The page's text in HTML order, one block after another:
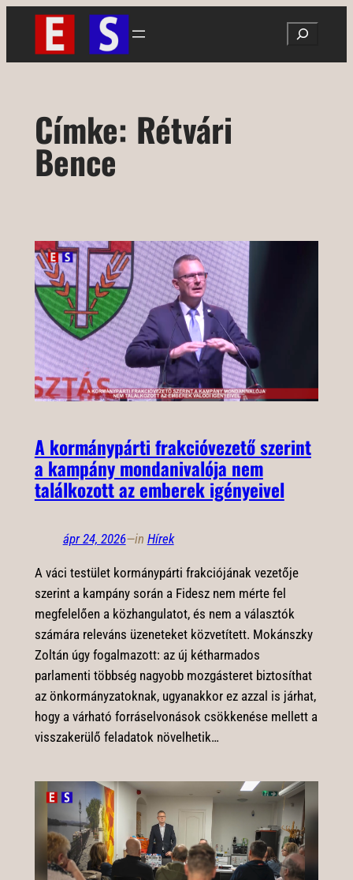
Ugrás
tartalomhoz
Search
Címke: Rétvári
Bence
A kormánypárti frakcióvezető szerint
a kampány mondanivalója nem
találkozott az emberek igényeivel
ápr 24, 2026—in Hírek
A váci testület kormánypárti frakciójának vezetője
szerint a kampány során a Fidesz nem mérte fel
megfelelően a közhangulatot, és nem a választók
számára releváns üzeneteket közvetített. Mokánszky
Zoltán úgy fogalmazott: az új kétharmados
parlamenti többség nagyobb mozgásteret biztosíthat
az önkormányzatoknak, ugyanakkor ez azzal is járhat,
hogy a várható forráselvonások csökkenése mellett a
visszakerülő feladatok növelhetik…